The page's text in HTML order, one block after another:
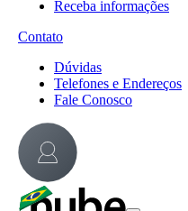
Receba informações
Contato
Dúvidas
Telefones e Endereços
Fale Conosco